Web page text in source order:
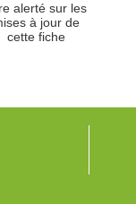
alerté sur les
à jour de
cette fiche